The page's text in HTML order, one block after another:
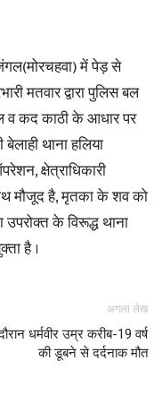
News,
Latest
News
में पेड़ से
मतवार द्वारा पुलिस बल
व कद काठी के आधार पर
थाना हलिया
क्षेत्राधिकारी
मौजूद है, मृतका के शव को
के विरूद्ध थाना
है ।
अगला लेख
धर्मवीर उम्र करीब-19 वर्ष
की डूबने से दर्दनाक मौत